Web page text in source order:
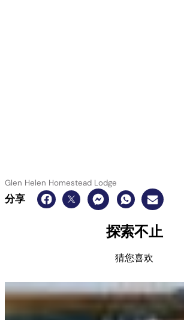
Glen Helen Homestead Lodge
分享
探索不止
猜您喜欢